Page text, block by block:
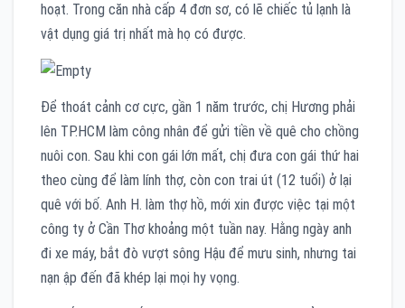
hoạt. Trong căn nhà cấp 4 đơn sơ, có lẽ chiếc tủ lạnh là
vật dụng giá trị nhất mà họ có được.
Để thoát cảnh cơ cực, gần 1 năm trước, chị Hương phải
lên TP.HCM làm công nhân để gửi tiền về quê cho chồng
nuôi con. Sau khi con gái lớn mất, chị đưa con gái thứ hai
theo cùng để làm lính thợ, còn con trai út (12 tuổi) ở lại
quê với bố. Anh H. làm thợ hồ, mới xin được việc tại một
công ty ở Cần Thơ khoảng một tuần nay. Hằng ngày anh
đi xe máy, bắt đò vượt sông Hậu để mưu sinh, nhưng tai
nạn ập đến đã khép lại mọi hy vọng.